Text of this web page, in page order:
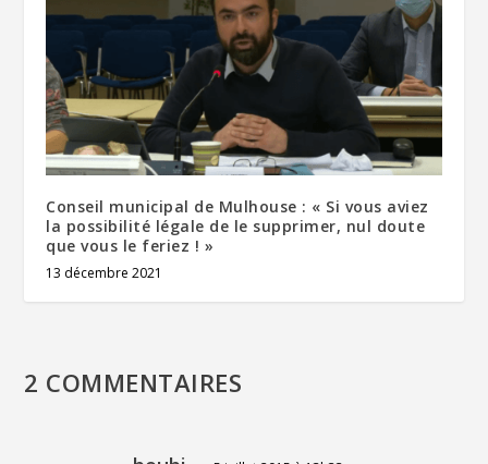
Conseil municipal de Mulhouse : « Si vous aviez
la possibilité légale de le supprimer, nul doute
que vous le feriez ! »
13 décembre 2021
2 COMMENTAIRES